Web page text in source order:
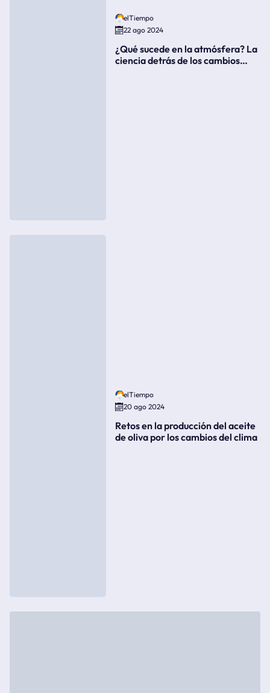
elTiempo
22 ago 2024
¿Qué sucede en la atmósfera? La
ciencia detrás de los cambios
elTiempo
20 ago 2024
Retos en la producción del aceite
de oliva por los cambios del clima